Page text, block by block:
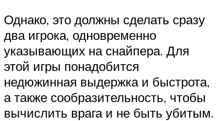
Однако, это должны сделать сразу
два игрока, одновременно
указывающих на снайпера. Для
этой игры понадобится
недюжинная выдержка и быстрота,
а также сообразительность, чтобы
вычислить врага и не быть убитым.